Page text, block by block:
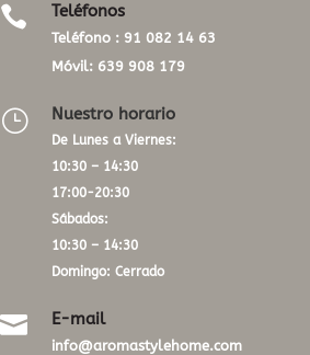
 Teléfonos
Teléfono : 91 082 14 63
Móvil: 639 908 179
} Nuestro horario
De Lunes a Viernes:
10:30 – 14:30
17:00-20:30
Sábados:
10:30 – 14:30
Domingo: Cerrado
 E-mail
info@aromastylehome.com